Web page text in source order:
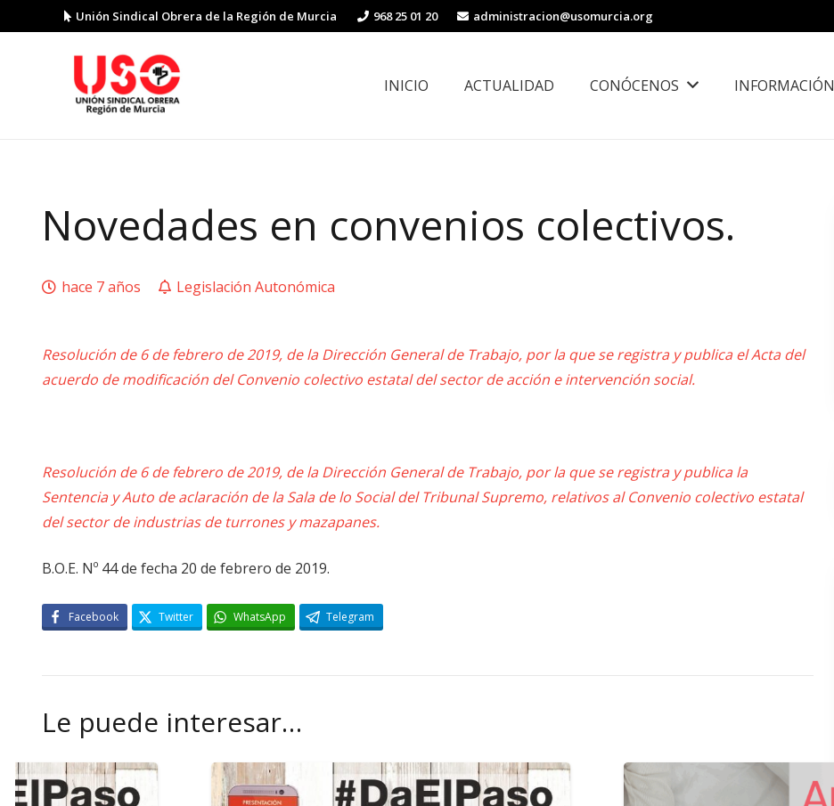
Unión Sindical Obrera de la Región de Murcia 968 25 01 20 administracion@usomurcia.org
INICIO ACTUALIDAD CONÓCENOS INFORMACIÓN
Novedades en convenios colectivos.
hace 7 años Legislación Autonómica
Resolución de 6 de febrero de 2019, de la Dirección General de Trabajo, por la que se registra y publica el Acta del
acuerdo de modificación del Convenio colectivo estatal del sector de acción e intervención social.
Resolución de 6 de febrero de 2019, de la Dirección General de Trabajo, por la que se registra y publica la
Sentencia y Auto de aclaración de la Sala de lo Social del Tribunal Supremo, relativos al Convenio colectivo estatal
del sector de industrias de turrones y mazapanes.
B.O.E. Nº 44 de fecha 20 de febrero de 2019.
Facebook Twitter WhatsApp Telegram
Le puede interesar…